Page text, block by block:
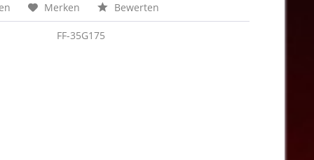
Merken Bewerten
FF-35G175